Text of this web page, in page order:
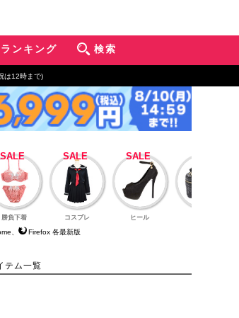
ランキング 検索
は12時まで)
勝負下着 コスプレ ヒール
、 Firefox 各最新版
テム一覧